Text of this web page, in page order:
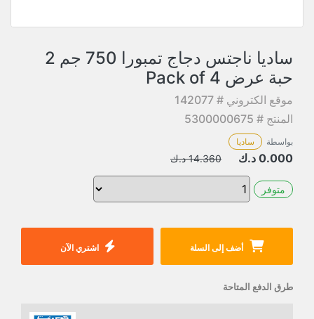
ساديا ناجتس دجاج تمبورا 750 جم 2
حبة عرض Pack of 4
موقع الكتروني # 142077
المنتج # 5300000675
بواسطة ساديا
0.000 د.ك 14.360د.ك
متوفر
أضف إلى السلة اشتري الآن
طرق الدفع المتاحة